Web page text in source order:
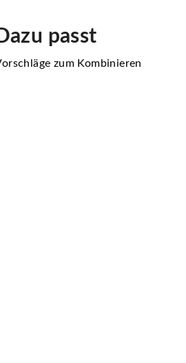
passt
zum Kombinieren